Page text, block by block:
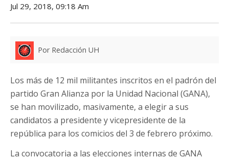
Jul 29, 2018, 09:18 Am
Por Redacción UH
Los más de 12 mil militantes inscritos en el padrón del
partido Gran Alianza por la Unidad Nacional (GANA),
se han movilizado, masivamente, a elegir a sus
candidatos a presidente y vicepresidente de la
república para los comicios del 3 de febrero próximo.
La convocatoria a las elecciones internas de GANA